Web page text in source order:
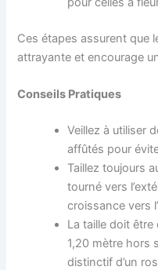
Ces étapes assurent que
attrayante et encourage
Conseils Pratiques
Veillez à utiliser
affûtés pour
Taillez toujours
tourné vers
croissance vers
La taille doit être
1,20 mètre hors
distinctif d’un